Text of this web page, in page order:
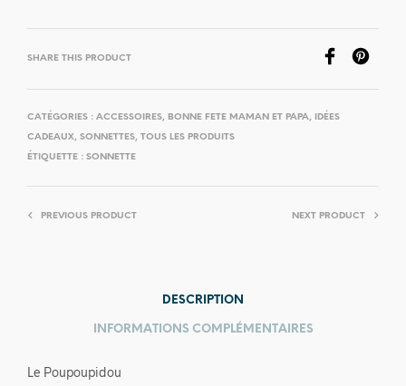
SHARE THIS PRODUCT
CATÉGORIES : ACCESSOIRES, BONNE FETE MAMAN ET PAPA,
IDÉES
CADEAUX, SONNETTES, TOUS LES PRODUITS
ÉTIQUETTE : SONNETTE
PREVIOUS PRODUCT NEXT PRODUCT
DESCRIPTION
INFORMATIONS COMPLÉMENTAIRES
Le Poupoupidou